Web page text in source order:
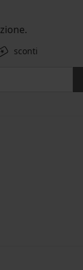
sconti